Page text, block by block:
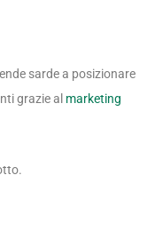
sarde a posizionare
grazie al marketing